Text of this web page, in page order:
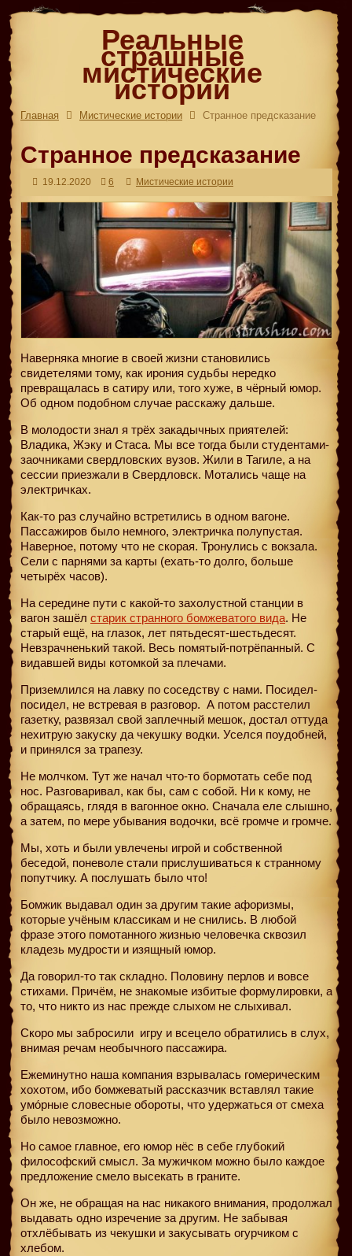
Реальные
страшные
мистические
истории
Главная Мистические истории Странное предсказание
Странное предсказание
19.12.2020 6 Мистические истории
Наверняка многие в своей жизни становились
свидетелями тому, как ирония судьбы нередко
превращалась в сатиру или, того хуже, в чёрный юмор.
Об одном подобном случае расскажу дальше.
В молодости знал я трёх закадычных приятелей:
Владика, Жэку и Стаса. Мы все тогда были студентами-
заочниками свердловских вузов. Жили в Тагиле, а на
сессии приезжали в Свердловск. Мотались чаще на
электричках.
Как-то раз случайно встретились в одном вагоне.
Пассажиров было немного, электричка полупустая.
Наверное, потому что не скорая. Тронулись с вокзала.
Сели с парнями за карты (ехать-то долго, больше
четырёх часов).
На середине пути с какой-то захолустной станции в
вагон зашёл старик странного бомжеватого вида. Не
старый ещё, на глазок, лет пятьдесят-шестьдесят.
Невзрачненький такой. Весь помятый-потрёпанный. С
видавшей виды котомкой за плечами.
Приземлился на лавку по соседству с нами. Посидел-
посидел, не встревая в разговор. А потом расстелил
газетку, развязал свой заплечный мешок, достал оттуда
нехитрую закуску да чекушку водки. Уселся поудобней,
и принялся за трапезу.
Не молчком. Тут же начал что-то бормотать себе под
нос. Разговаривал, как бы, сам с собой. Ни к кому, не
обращаясь, глядя в вагонное окно. Сначала еле слышно,
а затем, по мере убывания водочки, всё громче и громче.
Мы, хоть и были увлечены игрой и собственной
беседой, поневоле стали прислушиваться к странному
попутчику. А послушать было что!
Бомжик выдавал один за другим такие афоризмы,
которые учёным классикам и не снились. В любой
фразе этого помотанного жизнью человечка сквозил
кладезь мудрости и изящный юмор.
Да говорил-то так складно. Половину перлов и вовсе
стихами. Причём, не знакомые избитые формулировки, а
то, что никто из нас прежде слыхом не слыхивал.
Скоро мы забросили игру и всецело обратились в слух,
внимая речам необычного пассажира.
Ежеминутно наша компания взрывалась гомерическим
хохотом, ибо бомжеватый рассказчик вставлял такие
умо́рные словесные обороты, что удержаться от смеха
было невозможно.
Но самое главное, его юмор нёс в себе глубокий
философский смысл. За мужичком можно было каждое
предложение смело высекать в граните.
Он же, не обращая на нас никакого внимания, продолжал
выдавать одно изречение за другим. Не забывая
отхлёбывать из чекушки и закусывать огурчиком с
хлебом.